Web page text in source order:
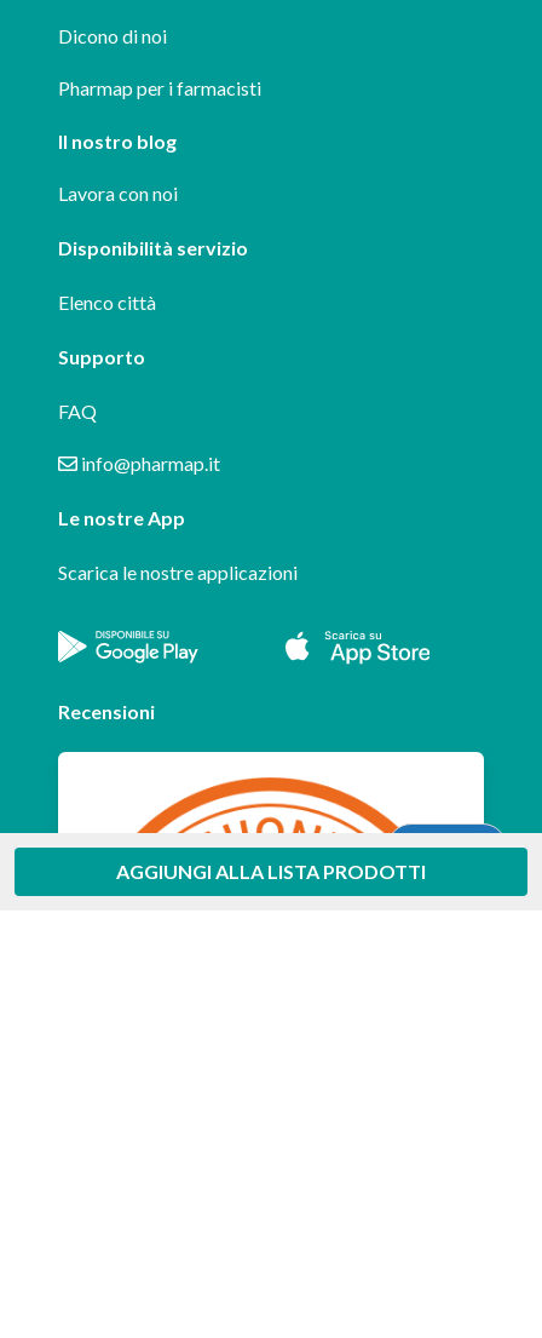
AGGIUNGI ALLA LISTA PRODOTTI
Dicono di noi
Pharmap per i farmacisti
Il nostro blog
Lavora con noi
Disponibilità servizio
Elenco città
Supporto
FAQ
info@pharmap.it
Le nostre App
Scarica le nostre applicazioni
Recensioni
Aiuto